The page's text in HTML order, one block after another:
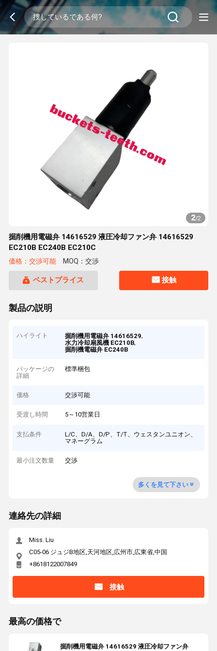
2/2
掘削機用電磁弁 14616529 液圧冷却ファン弁 14616529
EC210B EC240B EC210C
価格：交渉可能 MOQ：交渉
ベストプライス 接触
製品の説明
ハイライト 掘削機用電磁弁 14616529,
水力冷却扇風機 EC210B,
掘削機電磁弁 EC240B
パッケージの
詳細
標準梱包
価格 交渉可能
受渡し時間 5～10営業日
支払条件
L/C、D/A、D/P、T/T、ウェスタンユニオン、
マネーグラム
最小注文数量 交渉
多くを見て下さい
連絡先の詳細
Miss. Liu
C05-06 ジュジB地区,天河地区,広州市,広東省,中国
+8618122007849
接触
最高の価格で
掘削機用電磁弁 14616529 液圧冷却ファン弁